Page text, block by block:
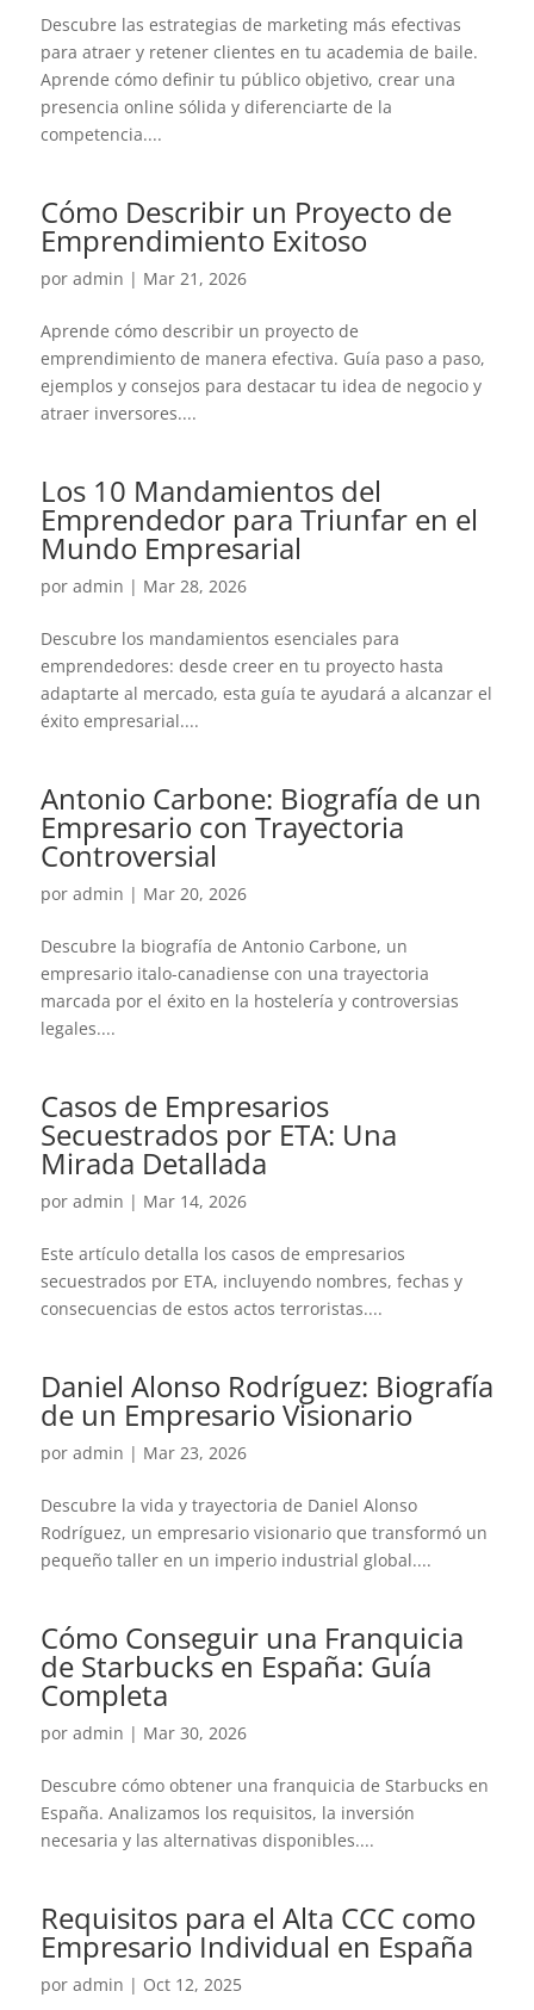
Descubre las estrategias de marketing más efectivas
para atraer y retener clientes en tu academia de baile.
Aprende cómo definir tu público objetivo, crear una
presencia online sólida y diferenciarte de la
competencia....
Cómo Describir un Proyecto de
Emprendimiento Exitoso
por admin | Mar 21, 2026
Aprende cómo describir un proyecto de
emprendimiento de manera efectiva. Guía paso a paso,
ejemplos y consejos para destacar tu idea de negocio y
atraer inversores....
Los 10 Mandamientos del
Emprendedor para Triunfar en el
Mundo Empresarial
por admin | Mar 28, 2026
Descubre los mandamientos esenciales para
emprendedores: desde creer en tu proyecto hasta
adaptarte al mercado, esta guía te ayudará a alcanzar el
éxito empresarial....
Antonio Carbone: Biografía de un
Empresario con Trayectoria
Controversial
por admin | Mar 20, 2026
Descubre la biografía de Antonio Carbone, un
empresario italo-canadiense con una trayectoria
marcada por el éxito en la hostelería y controversias
legales....
Casos de Empresarios
Secuestrados por ETA: Una
Mirada Detallada
por admin | Mar 14, 2026
Este artículo detalla los casos de empresarios
secuestrados por ETA, incluyendo nombres, fechas y
consecuencias de estos actos terroristas....
Daniel Alonso Rodríguez: Biografía
de un Empresario Visionario
por admin | Mar 23, 2026
Descubre la vida y trayectoria de Daniel Alonso
Rodríguez, un empresario visionario que transformó un
pequeño taller en un imperio industrial global....
Cómo Conseguir una Franquicia
de Starbucks en España: Guía
Completa
por admin | Mar 30, 2026
Descubre cómo obtener una franquicia de Starbucks en
España. Analizamos los requisitos, la inversión
necesaria y las alternativas disponibles....
Requisitos para el Alta CCC como
Empresario Individual en España
por admin | Oct 12, 2025